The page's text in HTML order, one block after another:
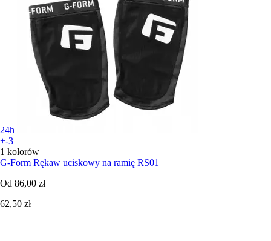
24h
+-3
1 kolorów
G-Form Rękaw uciskowy na ramię RS01
Od 86,00 zł
62,50 zł